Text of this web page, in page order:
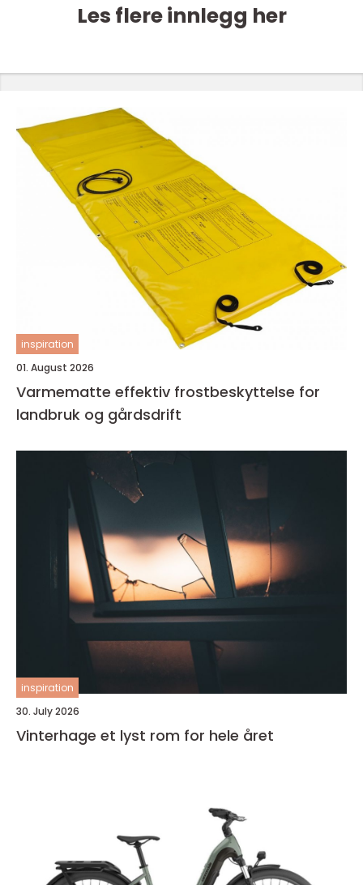
Les flere innlegg her
inspiration
01. August 2026
Varmematte effektiv frostbeskyttelse for
landbruk og gårdsdrift
inspiration
30. July 2026
Vinterhage et lyst rom for hele året